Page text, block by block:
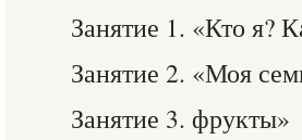
Занятие 1. «Кто я?
Занятие 2. «Моя
Занятие 3. фрукты»